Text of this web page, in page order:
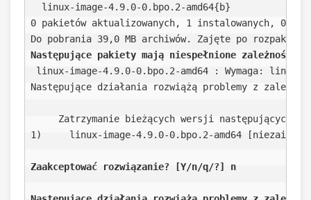
  linux-image-4.9.0-0.bpo.2-amd64{b}
0 pakietów aktualizowanych, 1 instalowanych, 0
Następujące pakiety mają niespełnione zależności
linux-image-4.9.0-0.bpo.2-amd64 : Wymaga:
Następujące działania rozwiążą problemy z
Zatrzymanie bieżących wersji następujących
1)     linux-image-4.9.0-0.bpo.2-amd64
Zaakceptować rozwiązanie? [Y/n/q/?] n